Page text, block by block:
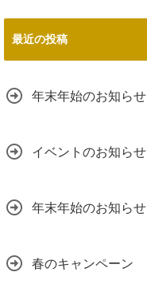
最近の投稿
年末年始のお知らせ
イベントのお知らせ
年末年始のお知らせ
春のキャンペーン